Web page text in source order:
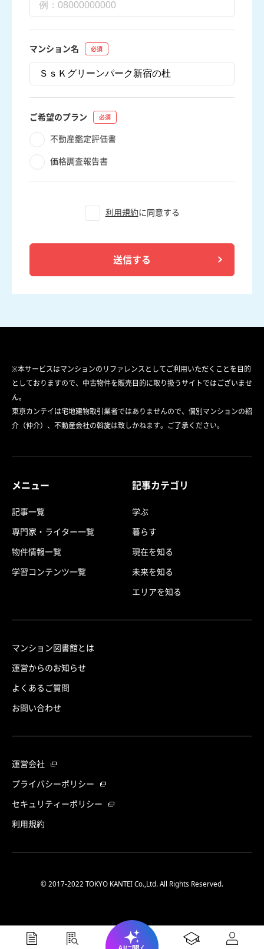
マンション名
ご希望のプラン
不動産鑑定評価書
価格調査報告書
利用規約に同意する
送信する
※本サービスはマンションのリファレンスとしてご利用いただくことを目的
としておりますので、中古物件を販売目的に取り扱うサイトではございませ
ん。
東京カンテイは宅地建物取引業者ではありませんので、個別マンションの紹
介（仲介）、不動産会社の斡旋は致しかねます。ご了承ください。
メニュー
記事一覧
専門家・ライター一覧
物件情報一覧
学習コンテンツ一覧
記事カテゴリ
学ぶ
暮らす
現在を知る
未来を知る
エリアを知る
マンション図書館とは
運営からのお知らせ
よくあるご質問
お問い合わせ
運営会社
プライバシーポリシー
セキュリティーポリシー
利用規約
© 2017-2022 TOKYO KANTEI Co.,Ltd. All Rights Reserved.